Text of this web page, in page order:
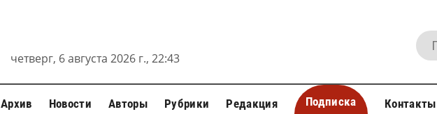
четверг, 6 августа 2026 г., 22:43
Архив Новости Авторы Рубрики Редакция Подписка Контакты